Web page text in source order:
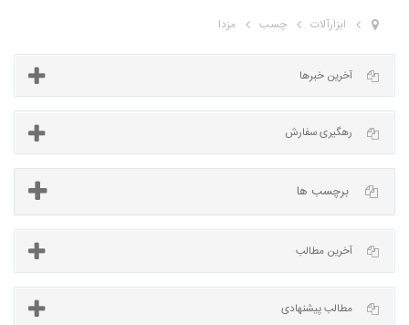
ابزارآلات چسب مزدا
آخرین خبرها
برچسب ها